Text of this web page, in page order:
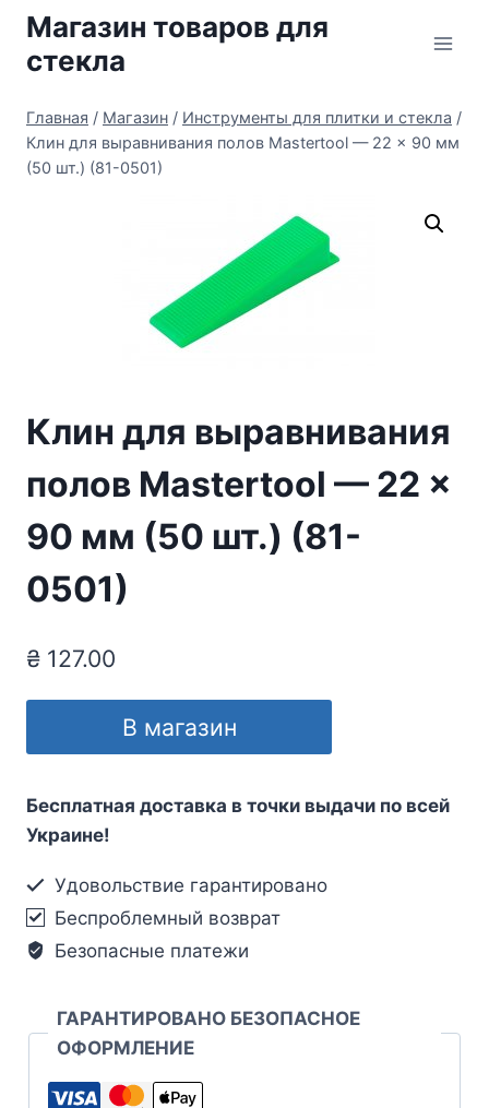
Перейти
содержимому
Магазин товаров для
стекла
Главная / Магазин / Инструменты для плитки и стекла /
Клин для выравнивания полов Mastertool — 22 x 90 мм
(50 шт.) (81-0501)
Клин для выравнивания
полов Mastertool — 22 x
90 мм (50 шт.) (81-
0501)
₴ 127.00
В магазин
Бесплатная доставка в точки выдачи по всей
Украине!
Удовольствие гарантировано
Беспроблемный возврат
Безопасные платежи
ГАРАНТИРОВАНО БЕЗОПАСНОЕ
ОФОРМЛЕНИЕ